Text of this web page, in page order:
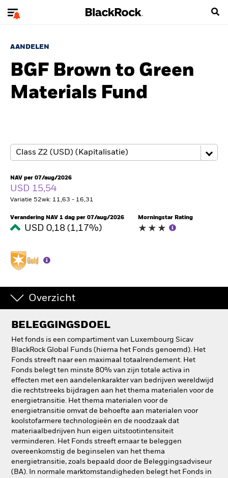
AANDELEN
BGF Brown to Green
Materials Fund
NAV per 07/aug/2026
USD 15,54
Variatie 52wk: 11,63 - 16,31
Verandering NAV 1 dag per 07/aug/2026
USD 0,18 (1,17%)
Morningstar Rating
Overzicht
BELEGGINGSDOEL
Het fonds is een compartiment van Luxembourg Sicav
BlackRock Global Funds (hierna het Fonds genoemd). Het
Fonds streeft naar een maximaal totaalrendement. Het
Fonds belegt ten minste 80% van zijn totale activa in
effecten met een aandelenkarakter van bedrijven wereldwijd
die rechtstreeks bijdragen aan het thema materialen voor de
energietransitie. Het thema materialen voor de
energietransitie omvat de behoefte aan materialen voor
koolstofarmere technologieën en de noodzaak dat
materiaalbedrijven hun eigen uitstootintensiteit
verminderen. Het Fonds streeft ernaar te beleggen
overeenkomstig de beginselen van het thema
energietransitie, zoals bepaald door de Beleggingsadviseur
(BA). In normale marktomstandigheden belegt het Fonds in